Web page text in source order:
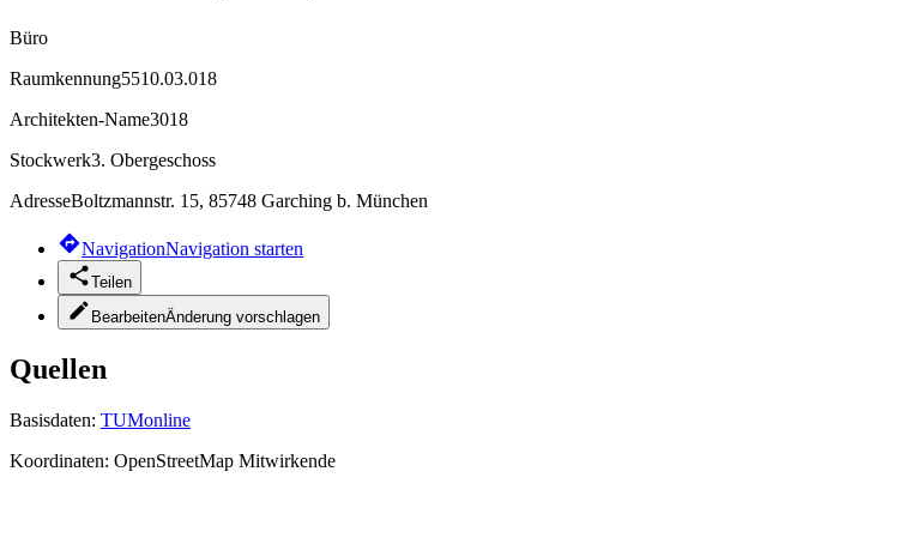
Büro
Raumkennung5510.03.018
Architekten-Name3018
Stockwerk3. Obergeschoss
AdresseBoltzmannstr. 15, 85748 Garching b. München
NavigationNavigation starten
Teilen
BearbeitenÄnderung vorschlagen
Quellen
Basisdaten: TUMonline
Koordinaten: OpenStreetMap Mitwirkende